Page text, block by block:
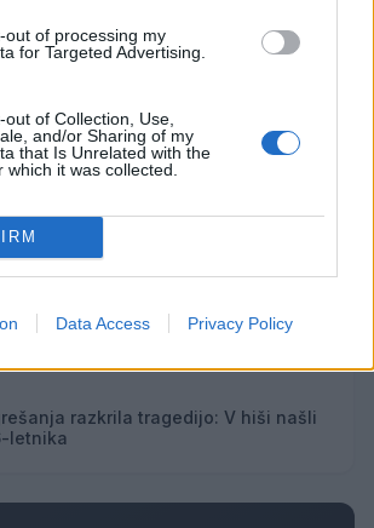
out of processing my
for Targeted Advertising.
of Collection, Use,
and/or Sharing of my
that Is Unrelated with the
which it was collected.
Data Access Privacy Policy
Vsi dogodki →
lokalu v Velenju: 46-letnik
s steklenico in ga zabodel
pristanku
razkrila tragedijo: V hiši našli
letnika